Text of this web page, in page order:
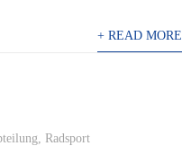
+ READ MORE
, Radsport